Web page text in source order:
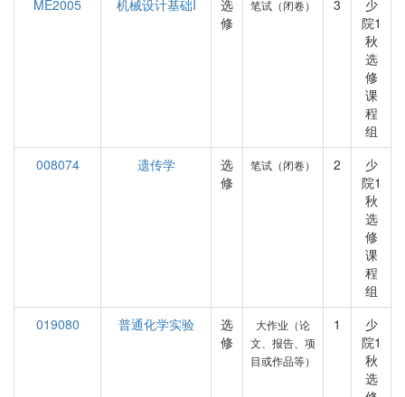
ME2005 机械设计基础I
选
修
笔试（闭卷） 3
少
院1
秋
选
修
课
程
组
008074
遗传学
选
修
笔试（闭卷） 2
少
院1
秋
选
修
课
程
组
019080
普通化学实验
选
修
大作业（论
文、报告、项
目或作品等）
1
少
院1
秋
选